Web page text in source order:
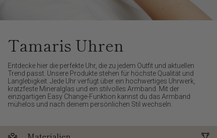
Tamaris Uhren
Entdecke hier die perfekte Uhr, die zu jedem Outfit und aktuellen
Trend passt. Unsere Produkte stehen für höchste Qualität und
Langlebigkeit. Jede Uhr verfügt über ein hochwertiges Uhrwerk,
kratzfeste Mineralglas und ein stilvolles Armband. Mit der
einzigartigen Easy Change-Funktion kannst du das Armband
mühelos und nach deinem persönlichen Stil wechseln.